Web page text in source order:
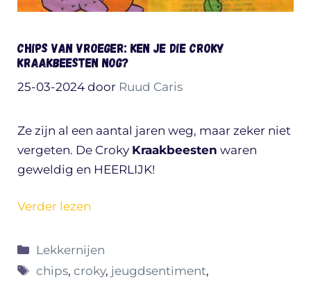
Chips van vroeger: ken je die Croky
Kraakbeesten nog?
25-03-2024 door Ruud Caris
Ze zijn al een aantal jaren weg, maar zeker niet
vergeten. De Croky Kraakbeesten waren
geweldig en HEERLIJK!
Verder lezen
Categorieën
Lekkernijen
Tags
chips,croky, jeugdsentiment,